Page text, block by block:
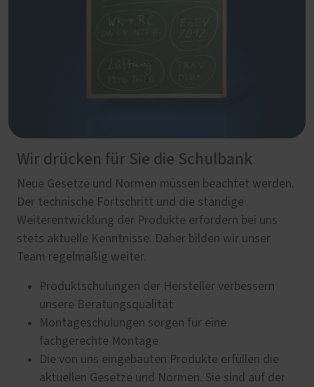
Wir drücken für Sie die Schulbank
Neue Gesetze und Normen müssen beachtet werden.
Der technische Fortschritt und die ständige
Weiterentwicklung der Produkte erfordern bei uns
stets aktuelle Kenntnisse. Daher bilden wir unser
Team regelmäßig weiter.
Produktschulungen der Hersteller verbessern
unsere Beratungsqualität
Montageschulungen sorgen für eine
fachgerechte Montage
Die von uns eingebauten Produkte erfüllen die
aktuellen Gesetze und Normen. Sie sind auf der